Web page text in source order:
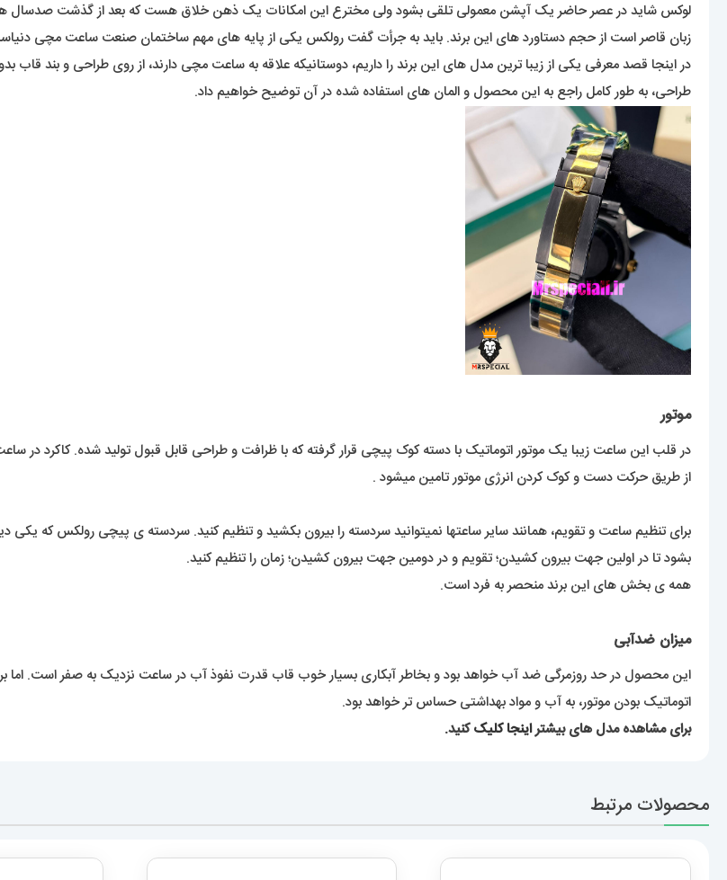
لوکس شاید در عصر حاضر یک آپشن معمولی تلقی بشود ولی مخترع این امکانات یک ذهن خلاق هست که بعد از گذشت صدسال
زبان قاصر است از حجم دستاورد های این برند. باید به جرأت گفت رولکس یکی از پایه های مهم ساختمان صنعت ساعت مچی
در اینجا قصد معرفی یکی از زیبا ترین مدل های این برند را داریم، دوستانیکه علاقه به ساعت مچی دارند، از روی طراحی و
طراحی، به طور کامل راجع به این محصول و المان های استفاده شده در آن توضیح خواهیم داد.
موتور
در قلب این ساعت زیبا یک موتور اتوماتیک با دسته کوک پیچی قرار گرفته که با ظرافت و طراحی قابل قبول تولید شده. کاکرد در
از طریق حرکت دست و کوک کردن انرژی موتور تامین میشود .
برای تنظیم ساعت و تقویم، همانند سایر ساعتها نمیتوانید سردسته را بیرون بکشید و تنظیم کنید. سردسته ی پیچی رولکس که
بشود تا در اولین جهت بیرون کشیدن؛ تقویم و در دومین جهت بیرون کشیدن؛ زمان را تنظیم کنید.
همه ی بخش های این برند منحصر به فرد است.
میزان ضدآبی
این محصول در حد روزمرگی ضد آب خواهد بود و بخاطر آبکاری بسیار خوب قاب قدرت نفوذ آب در ساعت نزدیک به صفر است.
اتوماتیک بودن موتور، به آب و مواد بهداشتی حساس تر خواهد بود.
برای مشاهده مدل های بیشتراینجا کلیککنید.
محصولات مرتبط